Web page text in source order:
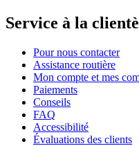
Service à la
Pour nous contacter
Assistance routière
Mon compte et mes
Paiements
Conseils
FAQ
Accessibilité
Évaluations des clients